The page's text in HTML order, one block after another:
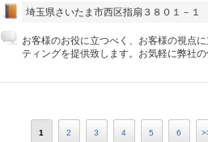
埼玉県さいたま市西区指扇３８０１－１
お客様のお役に立つべく、お客様の視点
ティングを提供致します。お気軽に弊社
1 2 3 4 5 6